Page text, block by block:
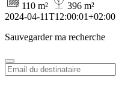
110 m²
396 m²
2024-04-11T12:00:01+02:00
Sauvegarder ma recherche